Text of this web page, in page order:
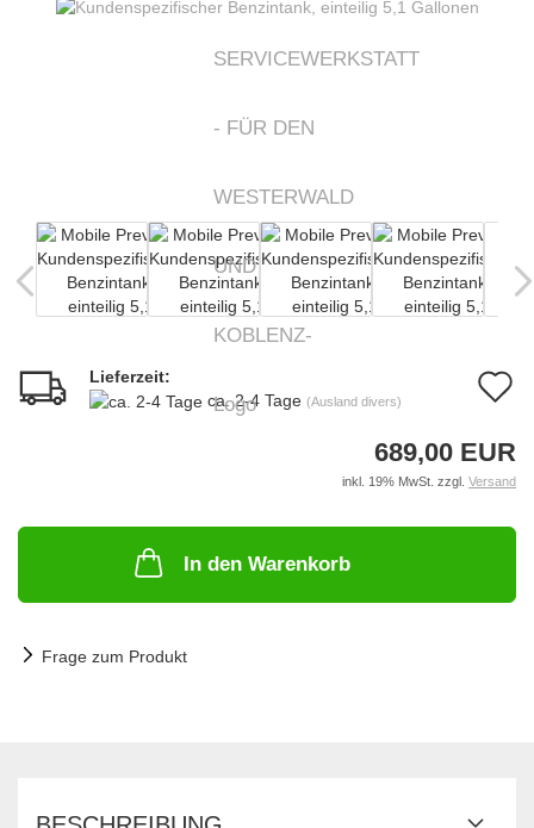
Lieferzeit:
ca. 2-4 Tage (Ausland divers)
689,00 EUR
inkl. 19% MwSt. zzgl. Versand
In den Warenkorb
Frage zum Produkt